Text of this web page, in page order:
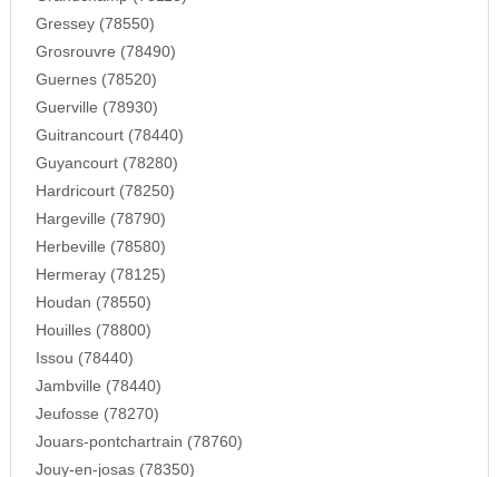
Gressey (78550)
Grosrouvre (78490)
Guernes (78520)
Guerville (78930)
Guitrancourt (78440)
Guyancourt (78280)
Hardricourt (78250)
Hargeville (78790)
Herbeville (78580)
Hermeray (78125)
Houdan (78550)
Houilles (78800)
Issou (78440)
Jambville (78440)
Jeufosse (78270)
Jouars-pontchartrain (78760)
Jouy-en-josas (78350)